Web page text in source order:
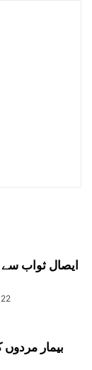
ایصال ثواب
بیمار